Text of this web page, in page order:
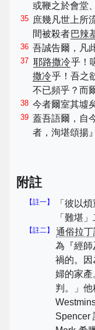
或鞭之於會堂
35 庶幾凡世上所
間被殺者巴辣
36 吾誠告爾，凡
37 耶路撒冷乎！
撒冷乎！吾之
不已頻乎？而
38 今者爾室其墟
39 蓋吾語爾，自
者，洵堪頌揚
附註
【註一】 「彼以
「難堪」
【註二】 通俗拉丁
為『經師
禍的。
婦的家產
判。」
Spencer